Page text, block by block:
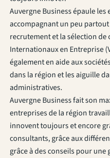
Auvergne Business épaule
accompagnant un peu
recrutement et la sélection
Internationaux en Entreprise
également en aide aux
dans la région et les aiguille
administratives.
Auvergne Business fait son
entreprises de la région
innovent toujours et encore
consultants, grâce aux
grâce à des conseils pour